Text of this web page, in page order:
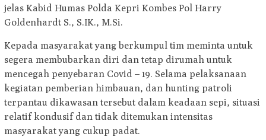
jelas Kabid Humas Polda Kepri Kombes Pol Harry
Goldenhardt S., S.IK., M.Si.
Kepada masyarakat yang berkumpul tim meminta untuk
segera membubarkan diri dan tetap dirumah untuk
mencegah penyebaran Covid – 19. Selama pelaksanaan
kegiatan pemberian himbauan, dan hunting patroli
terpantau dikawasan tersebut dalam keadaan sepi, situasi
relatif kondusif dan tidak ditemukan intensitas
masyarakat yang cukup padat.